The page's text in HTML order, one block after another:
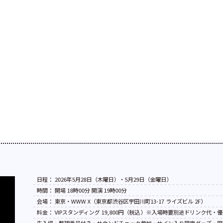
日程： 2026年5月28日（木曜日）・5月29日（金曜日）
時間： 開場 18時00分 開演 19時00分
会場： 東京・WWW X（東京都渋谷区宇田川町13-17 ライズビル 2F）
料金： VIPスタンディング 19,800円（税込）※入場時要別途ドリンク代・優